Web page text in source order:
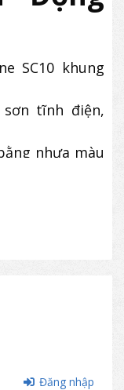
SC10 khung
tĩnh điện,
nhựa màu
dùng cho khu
động, nhà thi
Đăng nhập